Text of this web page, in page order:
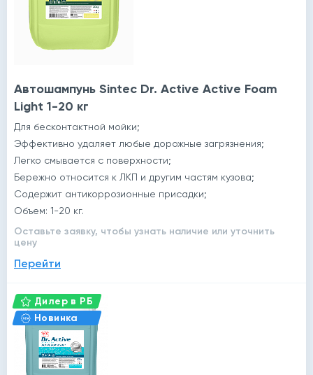
Автошампунь Sintec Dr. Active Active Foam
Light 1-20 кг
Для бесконтактной мойки;
Эффективно удаляет любые дорожные загрязнения;
Легко смывается с поверхности;
Бережно относится к ЛКП и другим частям кузова;
Содержит антикоррозионные присадки;
Объем: 1-20 кг.
Оставьте заявку, чтобы узнать наличие или уточнить
цену
Перейти
Дилер в РБ
Новинка